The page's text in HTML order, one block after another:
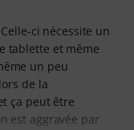
ci nécessite un
tablette et même
un peu
de la
ça peut être
est aggravée par